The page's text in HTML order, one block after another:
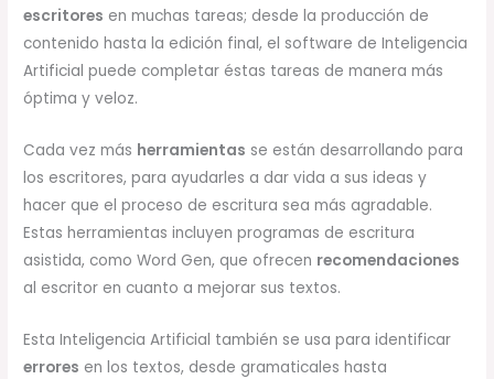
escritores en muchas tareas; desde la producción de
contenido hasta la edición final, el software de Inteligencia
Artificial puede completar éstas tareas de manera más
óptima y veloz.
Cada vez más herramientas se están desarrollando para
los escritores, para ayudarles a dar vida a sus ideas y
hacer que el proceso de escritura sea más agradable.
Estas herramientas incluyen programas de escritura
asistida, como Word Gen, que ofrecen recomendaciones
al escritor en cuanto a mejorar sus textos.
Esta Inteligencia Artificial también se usa para identificar
errores en los textos, desde gramaticales hasta